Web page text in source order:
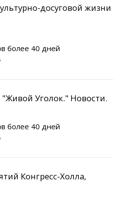
досуговой жизни
более 40 дней
Уголок." Новости.
более 40 дней
Конгресс-Холла,